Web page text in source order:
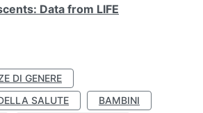
Data from LIFE
DI GENERE
SALUTE
BAMBINI